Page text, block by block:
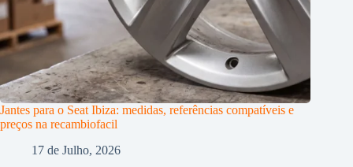
Jantes para o Seat Ibiza: medidas, referências compatíveis e
preços na recambiofacil
17 de Julho, 2026